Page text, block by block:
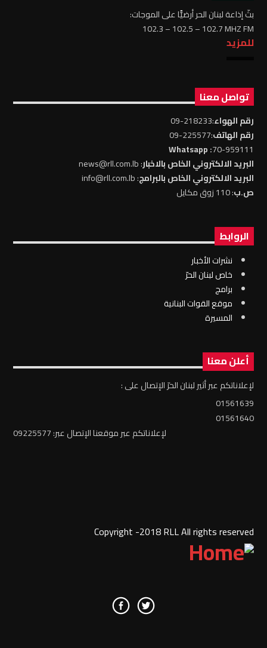
بثّ إذاعة لبنان الحر أرضيًّا على الموجات:
102.3 – 102.5 – 102.7 MHZ FM
للمزيد
تواصل معنا
رقم الهواء:218233-09
رقم الهاتف:225577-09
70-959111
: Whatsapp
البريد الالكتروني الخاص بالاخبار: news@rll.com.lb
البريد الالكتروني الخاص بالبرامج: info@rll.com.lb
ص.ب: 110 زوق مكايل
الروابط
نشرات الأخبار
خاص لبنان الحرّ
برامج
موقع القوات البنانية
المسيرة
أعلن معنا
لإعلاناتكم عبر أثير لبنان الحرّ الإتصال على :
01561639
01561640
لإعلاناتكم عبر موقعنا الإتصال عبر: 09225577
Copyright -2018 RLL All rights reserved